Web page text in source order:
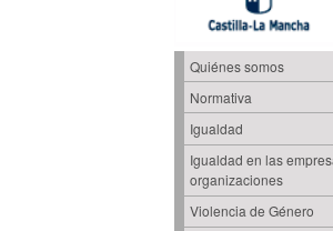
Quiénes somos
Normativa
Igualdad
Igualdad en las
organizaciones
Violencia de Género